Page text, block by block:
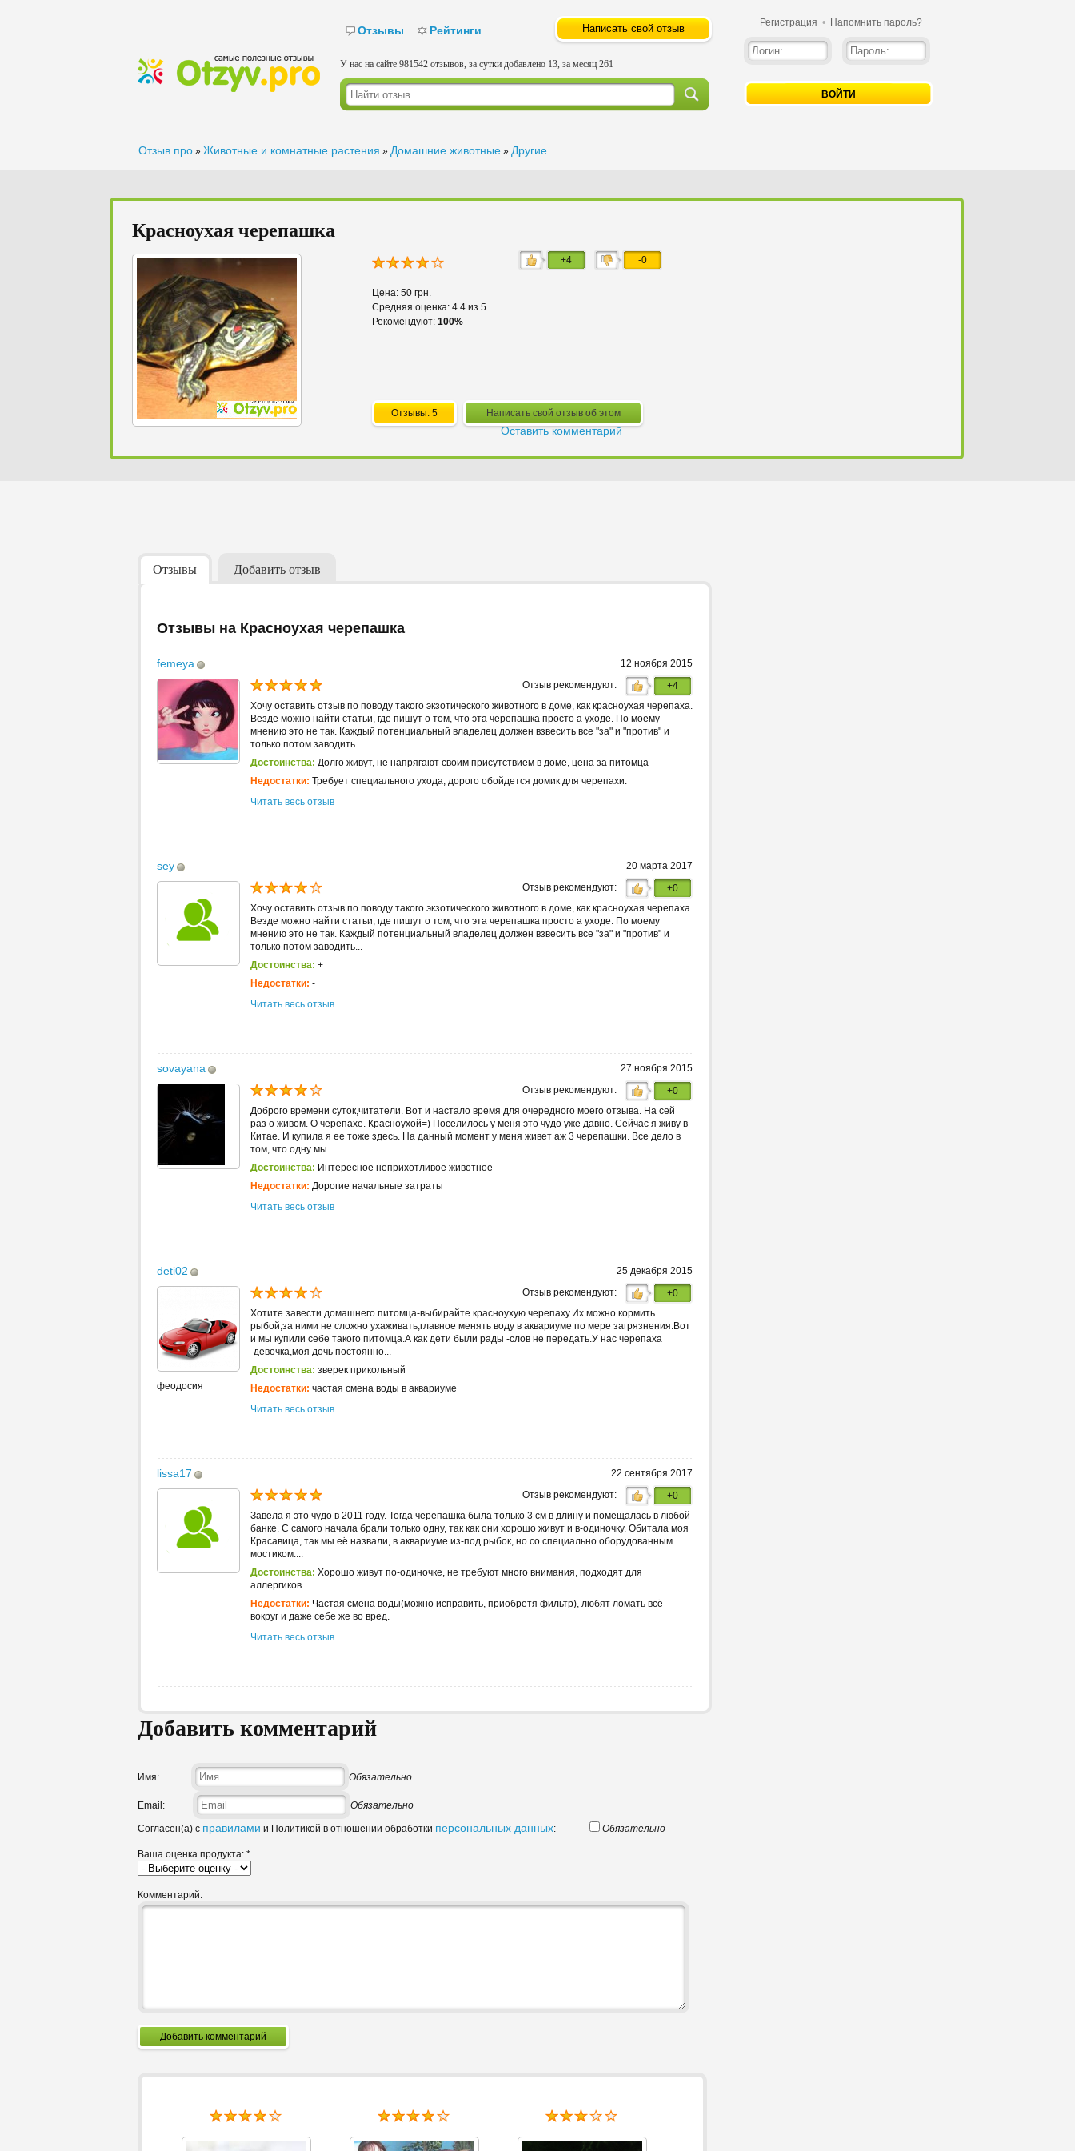
Отзывы Рейтинги Написать свой отзыв
У нас на сайте 981542 отзывов, за сутки добавлено 13, за месяц 261
Регистрация • Напомнить пароль?
ВОЙТИ
Отзыв про » Животные и комнатные растения » Домашние животные » Другие
Красноухая черепашка
+4 -0
Цена: 50 грн.
Средняя оценка: 4.4 из 5
Рекомендуют: 100%
Отзывы: 5 Написать свой отзыв об этом
Оставить комментарий
Отзывы Добавить отзыв
Отзывы на Красноухая черепашка
femeya
12 ноября 2015
Отзыв рекомендуют:
+4
Хочу оставить отзыв по поводу такого экзотического животного в доме, как красноухая черепаха.
Везде можно найти статьи, где пишут о том, что эта черепашка просто а уходе. По моему
мнению это не так. Каждый потенциальный владелец должен взвесить все "за" и "против" и
только потом заводить...
Достоинства: Долго живут, не напрягают своим присутствием в доме, цена за питомца
Недостатки: Требует специального ухода, дорого обойдется домик для черепахи.
Читать весь отзыв
sey
20 марта 2017
Отзыв рекомендуют:
+0
Хочу оставить отзыв по поводу такого экзотического животного в доме, как красноухая черепаха.
Везде можно найти статьи, где пишут о том, что эта черепашка просто а уходе. По моему
мнению это не так. Каждый потенциальный владелец должен взвесить все "за" и "против" и
только потом заводить...
Достоинства: +
Недостатки: -
Читать весь отзыв
sovayana
27 ноября 2015
Отзыв рекомендуют:
+0
Доброго времени суток,читатели. Вот и настало время для очередного моего отзыва. На сей
раз о живом. О черепахе. Красноухой=) Поселилось у меня это чудо уже давно. Сейчас я живу в
Китае. И купила я ее тоже здесь. На данный момент у меня живет аж 3 черепашки. Все дело в
том, что одну мы...
Достоинства: Интересное неприхотливое животное
Недостатки: Дорогие начальные затраты
Читать весь отзыв
deti02 25 декабря 2015
феодосия
Отзыв рекомендуют:
+0
Хотите завести домашнего питомца-выбирайте красноухую черепаху.Их можно кормить
рыбой,за ними не сложно ухаживать,главное менять воду в аквариуме по мере загрязнения.Вот
и мы купили себе такого питомца.А как дети были рады -слов не передать.У нас черепаха
-девочка,моя дочь постоянно...
Достоинства: зверек прикольный
Недостатки: частая смена воды в аквариуме
Читать весь отзыв
lissa17
22 сентября 2017
Отзыв рекомендуют:
+0
Завела я это чудо в 2011 году. Тогда черепашка была только 3 см в длину и помещалась в любой
банке. С самого начала брали только одну, так как они хорошо живут и в-одиночку. Обитала моя
Красавица, так мы её назвали, в аквариуме из-под рыбок, но со специально оборудованным
мостиком....
Достоинства: Хорошо живут по-одиночке, не требуют много внимания, подходят для
аллергиков.
Недостатки: Частая смена воды(можно исправить, приобретя фильтр), любят ломать всё
вокруг и даже себе же во вред.
Читать весь отзыв
Добавить комментарий
Имя: Обязательно
Email: Обязательно
Согласен(а) с правилами и Политикой в отношении обработки персональных данных: Обязательно
Ваша оценка продукта: *
Комментарий:
Добавить комментарий